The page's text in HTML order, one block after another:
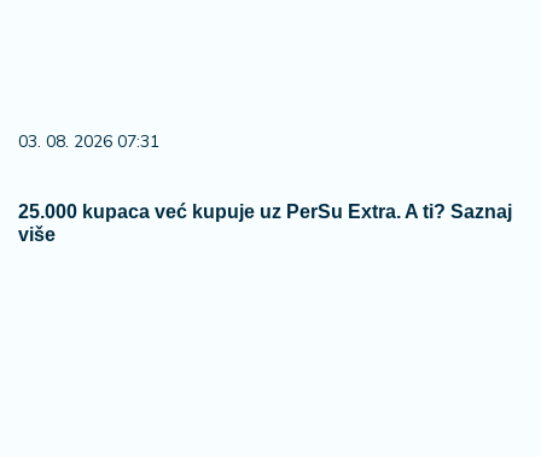
03. 08. 2026 07:31
25.000 kupaca već kupuje uz PerSu Extra. A ti? Saznaj
više